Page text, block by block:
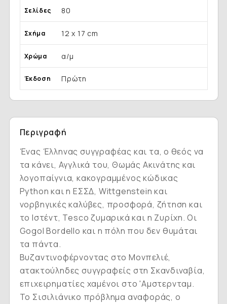
Σελίδες 80
Σχήμα 12 x 17 cm
Χρώμα α/μ
Έκδοση Πρώτη
Περιγραφή
Ένας Έλληνας συγγραφέας και τα, ο θεός να
τα κάνει, Αγγλικά του, Θωμάς Ακινάτης και
λογοπαίγνια, κακογραμμένος κώδικας
Python και η ΕΣΣΔ, Wittgenstein και
νορβηγικές καλύβες, προσφορά, ζήτηση και
το Ιστέντ, Tesco ζυμαρικά και η Ζυρίχη. Οι
Gogol Bordello και η πόλη που δεν θυμάται
τα πάντα.
Βυζαντινοφέρνοντας στο Μονπελιέ,
ατακτούληδες συγγραφείς στη Σκανδιναβία,
επιχειρηματίες χαμένοι στο 'Aμστερνταμ.
Το Σισιλιάνικο πρόβλημα αναφοράς, ο